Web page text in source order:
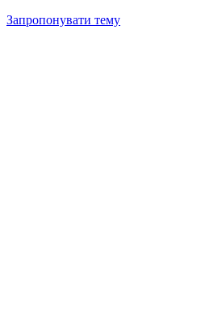
Запропонувати тему